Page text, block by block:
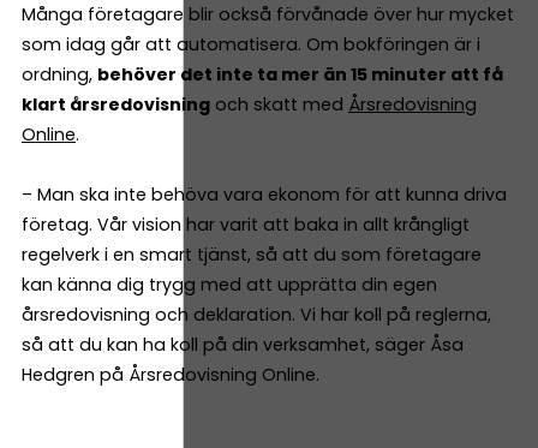
Många företagare blir också förvånade över hur mycket
som idag går att automatisera. Om bokföringen är i
ordning, behöver det inte ta mer än 15 minuter att få
klart årsredovisning och skatt med Årsredovisning
Online.
– Man ska inte behöva vara ekonom för att kunna driva
företag. Vår vision har varit att baka in allt krångligt
regelverk i en smart tjänst, så att du som företagare
kan känna dig trygg med att upprätta din egen
årsredovisning och deklaration. Vi har koll på reglerna,
så att du kan ha koll på din verksamhet, säger Åsa
Hedgren på Årsredovisning Online.